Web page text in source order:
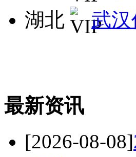
湖北
武
最新资讯
[2026-08-08]